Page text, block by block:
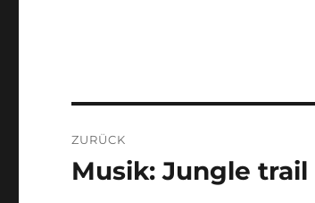
ZURÜCK
Vorheriger
Musik: Jungle trail